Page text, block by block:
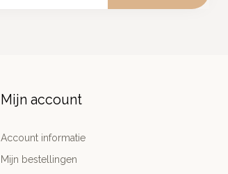
Mijn account
Account informatie
Mijn bestellingen